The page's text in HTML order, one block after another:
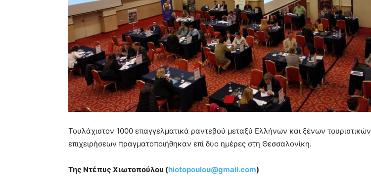
Τουλάχιστον 1000 επαγγελματικά ραντεβού μεταξύ Ελλήνων και ξένων τουριστικών
επιχειρήσεων πραγματοποιήθηκαν επί δυο ημέρες στη Θεσσαλονίκη.
Της Ντέπυς Χιωτοπούλου (hiotopoulou@gmail.com)